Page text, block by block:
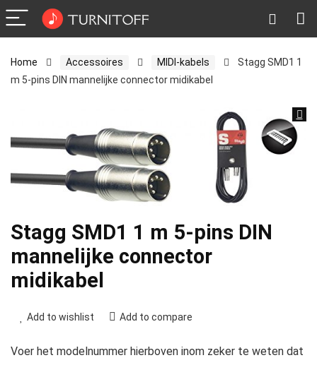
Home Accessoires MIDI-kabels
Stagg SMD1 1
m 5-pins DIN mannelijke connector midikabel
Stagg SMD1 1 m 5-pins DIN
mannelijke connector
midikabel
Add to wishlist Add to compare
Voer het modelnummer hierboven inom zeker te weten dat